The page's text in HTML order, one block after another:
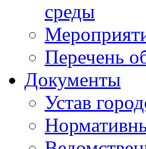
среды
Перечень
Документы
Устав